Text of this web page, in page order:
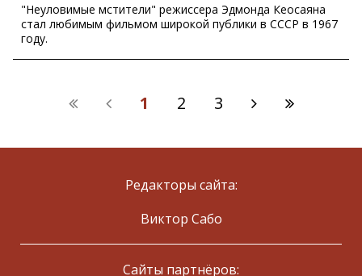
"Неуловимые мстители" режиссера Эдмонда Кеосаяна
стал любимым фильмом широкой публики в СССР в 1967
году.
1 2 3
Редакторы сайта:
Виктор Сабо
Сайты партнёров: